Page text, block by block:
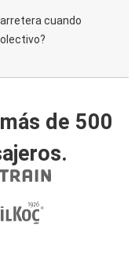
cuando
de 500